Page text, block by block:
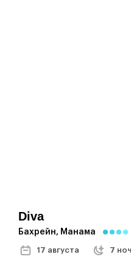
Diva
Бахрейн, Манама
17 августа 7